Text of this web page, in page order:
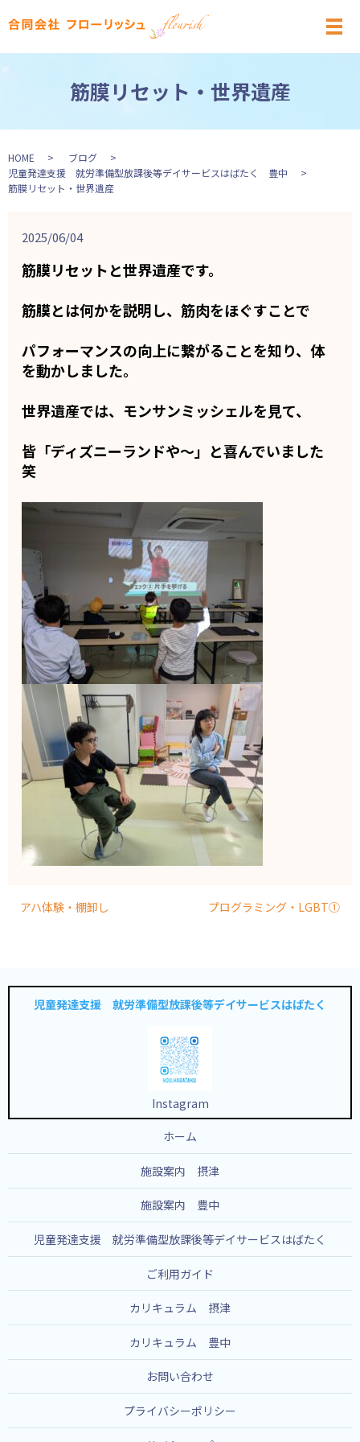
メ
筋膜リセット・世界遺産
HOME
ブログ
児童発達支援 就労準備型放課後等デイサービスはばたく 豊中
筋膜リセット・世界遺産
2025/06/04
筋膜リセットと世界遺産です。
筋膜とは何かを説明し、筋肉をほぐすことで
パフォーマンスの向上に繋がることを知り、体
を動かしました。
世界遺産では、モンサンミッシェルを見て、
皆「ディズニーランドや〜」と喜んでいました
笑
アハ体験・棚卸し プログラミング・LGBT①
児童発達支援 就労準備型放課後等デイサービスはばたく
Instagram
ホーム
施設案内 摂津
施設案内 豊中
児童発達支援 就労準備型放課後等デイサービスはばたく
ご利用ガイド
カリキュラム 摂津
カリキュラム 豊中
お問い合わせ
プライバシーポリシー